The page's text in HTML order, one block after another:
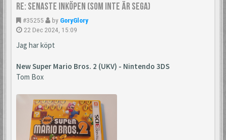
Re: Senaste inköpen (som inte är Sega)
#35255 by GoryGlory
22 Dec 2024, 15:09
Jag har köpt
New Super Mario Bros. 2 (UKV) - Nintendo 3DS
Tom Box